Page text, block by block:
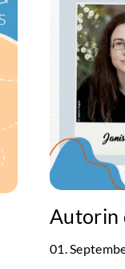
Autorin
01.